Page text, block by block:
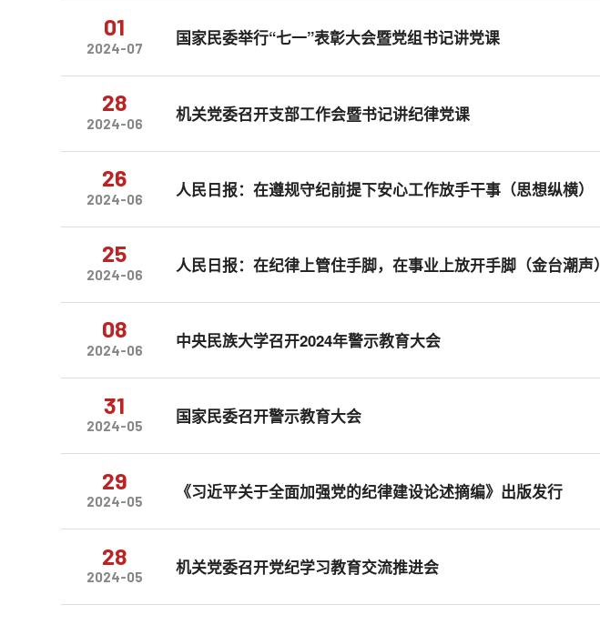
01
2024-07 国家民委举行“七一”表彰大会暨党组书记讲党课
28
2024-06 机关党委召开支部工作会暨书记讲纪律党课
26
2024-06 人民日报：在遵规守纪前提下安心工作放手干事（思想纵横）
25
2024-06 人民日报：在纪律上管住手脚，在事业上放开手脚（金台潮声）
08
2024-06 中央民族大学召开2024年警示教育大会
31
2024-05 国家民委召开警示教育大会
29
2024-05 《习近平关于全面加强党的纪律建设论述摘编》出版发行
28
2024-05 机关党委召开党纪学习教育交流推进会